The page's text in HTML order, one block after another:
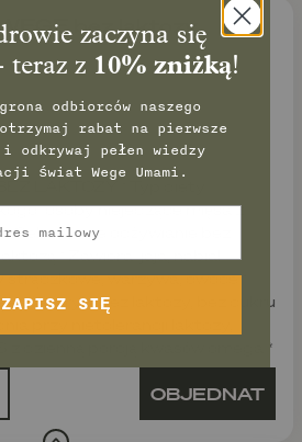
bez laktozy
LAKTOZY * Typ diety:
osoby niejedzące mięsa z
Cel: zdrowe odżywianie bez
* Zawiera: jaja, nabiał
warzywa, owoce *
bez ryb, bez laktozy, bez cukru
przy nietolerancji laktozy,
z dzienną porcją kwasów omega *
OBJEDNAT
zaczyna się
teraz z 10% zniżką!
odbiorców naszego
rabat na pierwsze
i odkrywaj pełen wiedzy
świat Wege Umami.
ZAPISZ SIĘ